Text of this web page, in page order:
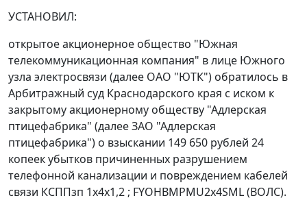
УСТАНОВИЛ:
открытое акционерное общество "Южная
телекоммуникационная компания" в лице Южного
узла электросвязи (далее ОАО "ЮТК") обратилось в
Арбитражный суд Краснодарского края с иском к
закрытому акционерному обществу "Адлерская
птицефабрика" (далее ЗАО "Адлерская
птицефабрика") о взыскании 149 650 рублей 24
копеек убытков причиненных разрушением
телефонной канализации и повреждением кабелей
связи КСППзп 1х4х1,2 ; FYOHBMPMU2x4SML (ВОЛС).